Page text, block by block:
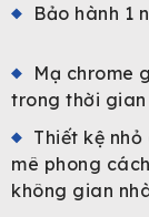
Bảo hành 1
Mạ chrome
trong thời gian
Thiết kệ
mê phong
không gian